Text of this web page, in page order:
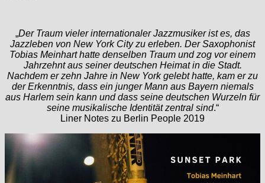
„Der Traum vieler internationaler Jazzmusiker ist es, das
Jazzleben von New York City zu erleben. Der Saxophonist
Tobias Meinhart hatte denselben Traum und zog vor einem
Jahrzehnt aus seiner deutschen Heimat in die Stadt.
Nachdem er zehn Jahre in New York gelebt hatte, kam er zu
der Erkenntnis, dass ein junger Mann aus Bayern niemals
aus Harlem sein kann und dass seine deutschen Wurzeln für
seine musikalische Identität zentral sind.“
Liner Notes zu Berlin People 2019